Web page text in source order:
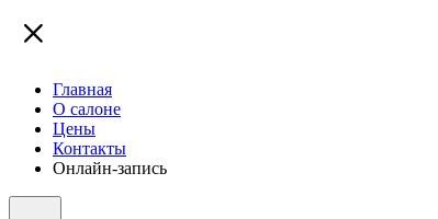
Главная
О салоне
Цены
Контакты
Онлайн-запись